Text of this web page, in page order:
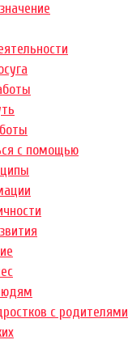
с помощью
с родителями